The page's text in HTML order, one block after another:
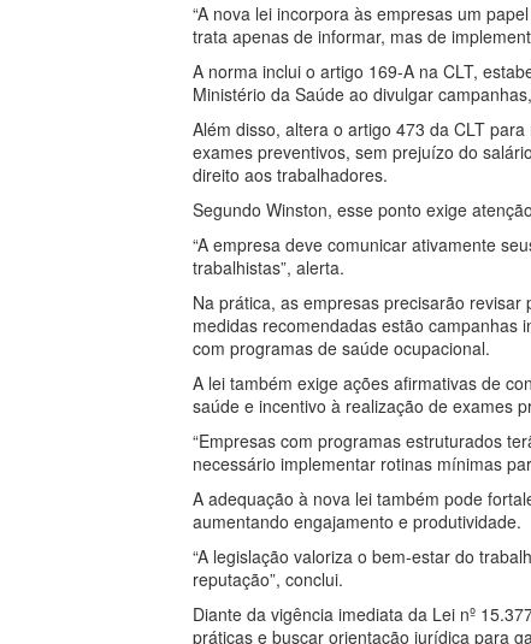
“A nova lei incorpora às empresas um
trata apenas de informar, mas de
A norma inclui o artigo 169-A na CLT,
Ministério da Saúde ao divulgar
Além disso, altera o artigo 473 da CLT
exames preventivos, sem prejuízo do
direito aos trabalhadores.
Segundo Winston, esse ponto exige
“A empresa deve comunicar ativamente
trabalhistas”, alerta.
Na prática, as empresas precisarão
medidas recomendadas estão campanhas
com programas de saúde ocupacional.
A lei também exige ações afirmativas de
saúde e incentivo à realização de exames
“Empresas com programas estruturados
necessário implementar rotinas mínimas
A adequação à nova lei também pode
aumentando engajamento e produtividade.
“A legislação valoriza o bem-estar do
reputação”, conclui.
Diante da vigência imediata da Lei nº
práticas e buscar orientação jurídica para